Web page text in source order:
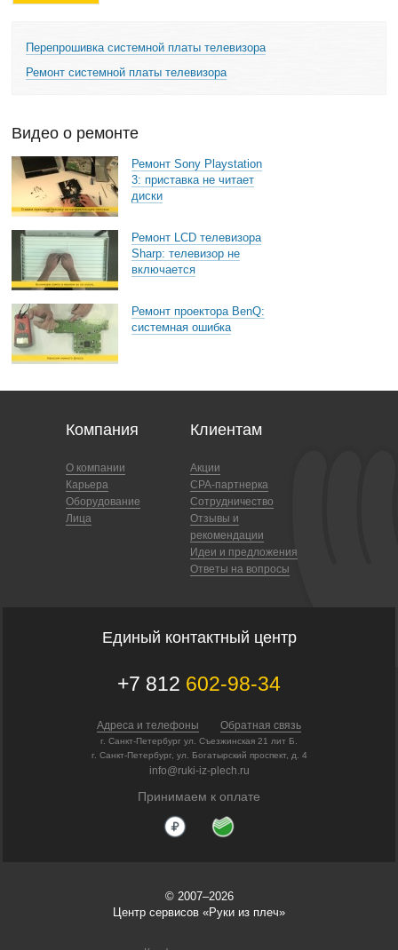
Перепрошивка системной платы телевизора
Ремонт системной платы телевизора
Видео о ремонте
Ремонт Sony Playstation
3: приставка не читает
диски
Ремонт LCD телевизора
Sharp: телевизор не
включается
Ремонт проектора BenQ:
системная ошибка
Компания
О компании
Карьера
Оборудование
Лица
Клиентам
Акции
CPA-партнерка
Сотрудничество
Отзывы и
рекомендации
Идеи и предложения
Ответы на вопросы
Единый контактный центр
+7 812 602-98-34
Адреса и телефоны Обратная связь
г. Санкт-Петербург ул. Съезжинская 21 лит Б.
г. Санкт-Петербург, ул. Богатырский проспект, д. 4
info@ruki-iz-plech.ru
Принимаем к оплате
© 2007–2026
Центр сервисов «Руки из плеч»